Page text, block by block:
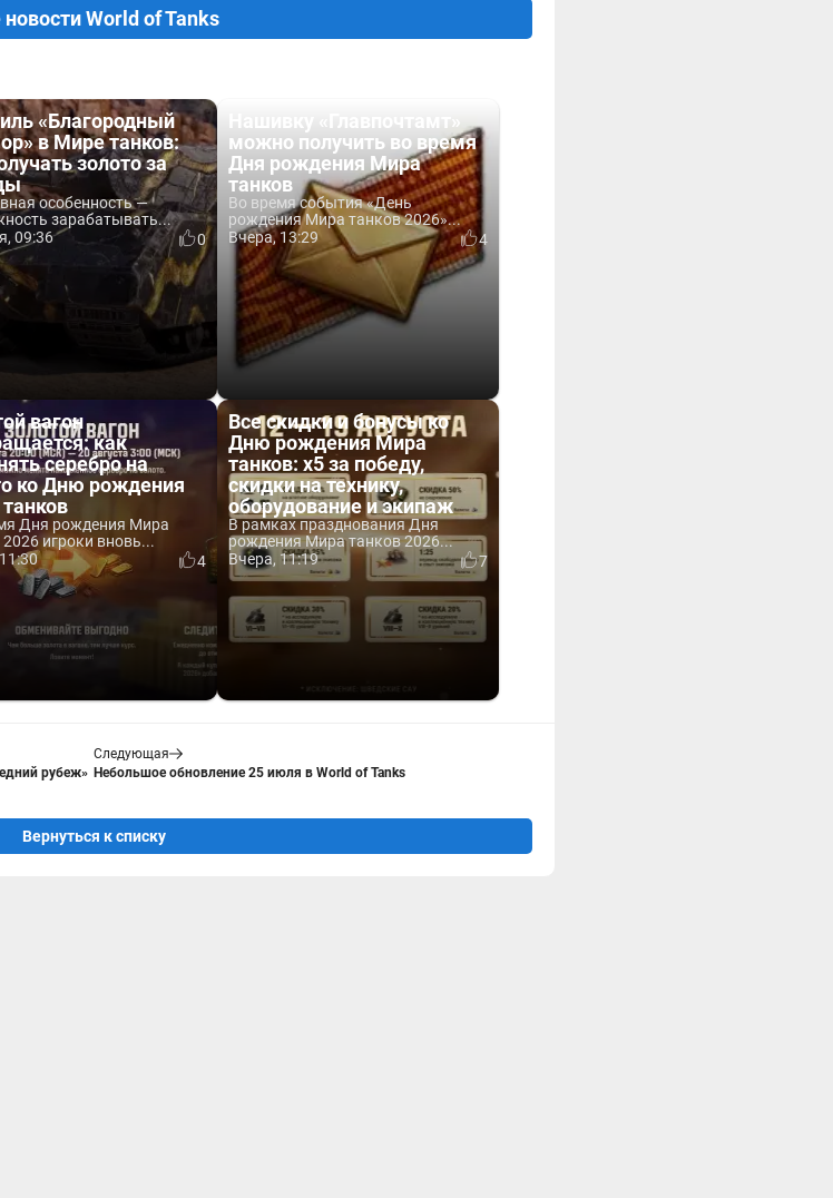
новости World of Tanks
«Благородный
в Мире танков:
золото за
особенность —
зарабатывать...
09:36
0
Нашивку «Главпочтамт»
можно получить во время
Дня рождения Мира
танков
Во время события «День
рождения Мира танков 2026»...
Вчера, 13:29
4
вагон
как
серебро на
ко Дню рождения
Дня рождения Мира
игроки вновь...
4
Все скидки и бонусы ко
Дню рождения Мира
танков: x5 за победу,
скидки на технику,
оборудование и экипаж
В рамках празднования Дня
рождения Мира танков 2026...
Вчера, 11:19
7
рубеж»
Следующая
Небольшое обновление 25 июля в World of Tanks
Вернуться к списку